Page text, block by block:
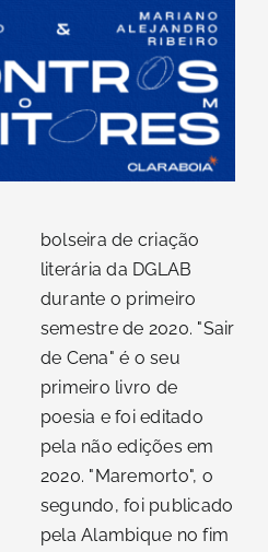
bolseira de criação
literária da DGLAB
durante o primeiro
semestre de 2020. "Sair
de Cena" é o seu
primeiro livro de
poesia e foi editado
pela não edições em
2020. "Maremorto", o
segundo, foi publicado
pela Alambique no fim